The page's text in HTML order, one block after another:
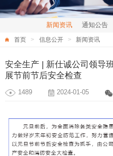
新闻资讯 通知公告
首页 信息公开 新闻资讯
安全生产 | 新仕诚公司领导
展节前节后安全检查
1489 2024-01-05